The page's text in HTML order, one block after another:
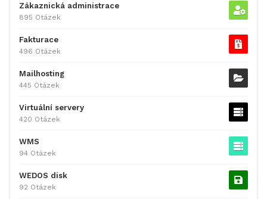
Zákaznická administrace
895 Otázek
Fakturace
496 Otázek
Mailhosting
445 Otázek
Virtuální servery
420 Otázek
WMS
94 Otázek
WEDOS disk
92 Otázek